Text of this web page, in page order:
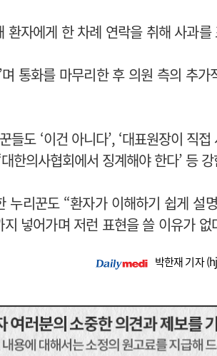
환자에게 한 차례 연락을 취해 사과
통화를 마무리한 후 의원 측의 추
들도 ‘이건 아니다’, ‘대표원장이 직
한의사협회에서 징계해야 한다’ 등
누리꾼도 “환자가 이해하기 쉽게 설
넣어가며 저런 표현을 쓸 이유가 없
박한재 기자 (